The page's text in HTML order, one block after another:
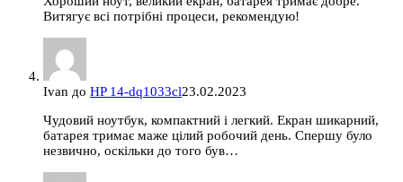
Витягує всі потрібні процеси, рекомендую!
Ivan до HP 14-dq1033cl23.02.2023
Чудовий ноутбук, компактний і легкий. Екран шикарний,
батарея тримає маже цілий робочий день. Спершу було
незвично, оскільки до того був…